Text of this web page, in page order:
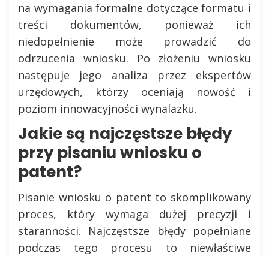
na wymagania formalne dotyczące formatu i
treści dokumentów, ponieważ ich
niedopełnienie może prowadzić do
odrzucenia wniosku. Po złożeniu wniosku
następuje jego analiza przez ekspertów
urzędowych, którzy oceniają nowość i
poziom innowacyjności wynalazku.
Jakie są najczęstsze błędy
przy pisaniu wniosku o
patent?
Pisanie wniosku o patent to skomplikowany
proces, który wymaga dużej precyzji i
staranności. Najczęstsze błędy popełniane
podczas tego procesu to niewłaściwe